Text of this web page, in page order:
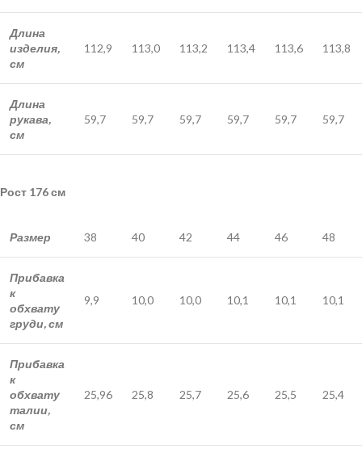
Длина
изделия,
см
112,9 113,0 113,2 113,4 113,6 113,8
Длина
рукава,
см
59,7 59,7 59,7 59,7 59,7 59,7
Рост 176 см
Размер 38 40 42 44 46 48
Прибавка
к
обхвату
груди, см
9,9 10,0 10,0 10,1 10,1 10,1
Прибавка
к
обхвату
талии,
см
25,96 25,8 25,7 25,6 25,5 25,4